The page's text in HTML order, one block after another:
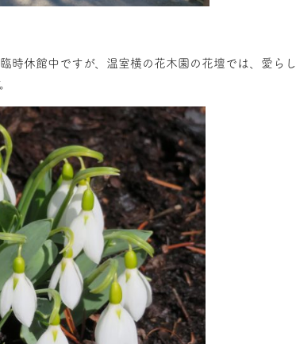
時休館中ですが、温室横の花木園の花壇では、愛らし